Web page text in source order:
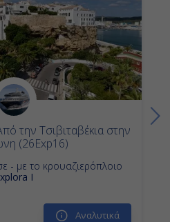
Κρουαζιερα απο Πειραιας
Ταορμινα-Σικελια
Βαλεαριδες
Κρουαζιερες Explora I
Επταημερη Κρουαζιερα
την Τσιβιταβέκια στην
(26Exp16)
- με το κρουαζιερόπλοιο
I
Αναλυτικά